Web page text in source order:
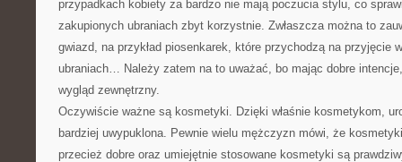
przypadkach kobiety za bardzo nie mają poczucia stylu, co
zakupionych ubraniach zbyt korzystnie. Zwłaszcza można to
gwiazd, na przykład piosenkarek, które przychodzą na przyjęcie
ubraniach… Należy zatem na to uważać, bo mając dobre
wygląd zewnętrzny.
Oczywiście ważne są kosmetyki. Dzięki właśnie kosmetykom,
bardziej uwypuklona. Pewnie wielu mężczyzn mówi, że
przecież dobre oraz umiejętnie stosowane kosmetyki są